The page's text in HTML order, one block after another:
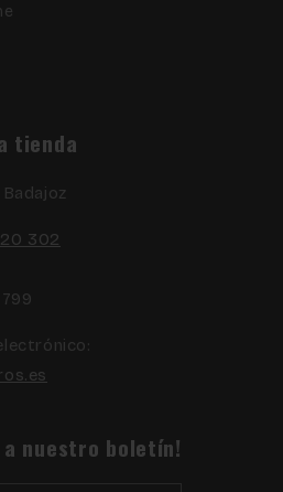
tienda
302
nuestro boletín!